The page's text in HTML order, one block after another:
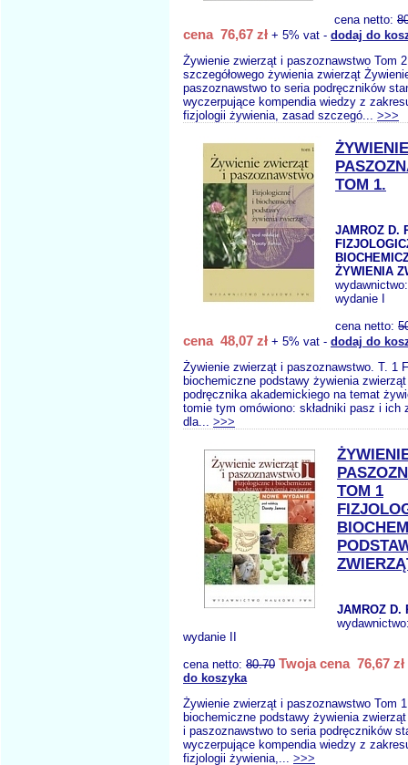
cena netto:
cena 76,67 zł + 5% vat - dodaj do
Żywienie zwierząt i paszoznawstwo Tom
szczegółowego żywienia zwierząt
paszoznawstwo to seria podręczników
wyczerpujące kompendia wiedzy z
fizjologii żywienia, zasad szczegó... >>>
TOM 1.
JAMROZ D.
ŻYWIENIA
wydanie I
cena netto:
cena 48,07 zł + 5% vat - dodaj do
Żywienie zwierząt i paszoznawstwo. T. 1
biochemiczne podstawy żywienia
podręcznika akademickiego na temat
tomie tym omówiono: składniki pasz i ich
dla... >>>
TOM 1
JAMROZ D.
wydanie II
cena netto: 80.70 Twoja cena 76,67 zł
do koszyka
Żywienie zwierząt i paszoznawstwo Tom
biochemiczne podstawy żywienia
i paszoznawstwo to seria podręczników
wyczerpujące kompendia wiedzy z
fizjologii żywienia,... >>>